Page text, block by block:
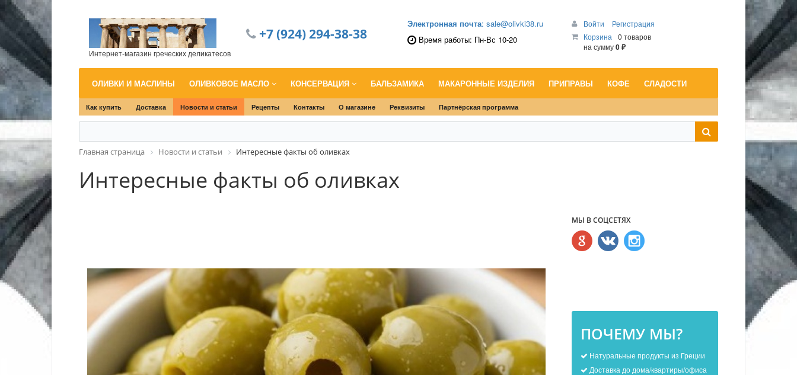
Интернет-магазин греческих деликатесов
+7 (924) 294-38-38
Электронная почта: sale@olivki38.ru
Время работы: Пн-Вс 10-20
Войти
Регистрация
Корзина
0 товаров
на сумму0 ₽
ОЛИВКИ И МАСЛИНЫ ОЛИВКОВОЕ МАСЛО КОНСЕРВАЦИЯ БАЛЬЗАМИКА МАКАРОННЫЕ ИЗДЕЛИЯ ПРИПРАВЫ КОФЕ СЛАДОСТИ
Как купить Доставка Новости и статьи Рецепты Контакты О магазине Реквизиты Партнёрская программа
Главная страница Новости и статьи Интересные факты об оливках
Интересные факты об оливках
МЫ В СОЦСЕТЯХ
ПОЧЕМУ МЫ?
Натуральные продукты из Греции
Доставка до дома/квартиры/офиса